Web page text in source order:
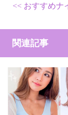
おすすめナ
関連記事